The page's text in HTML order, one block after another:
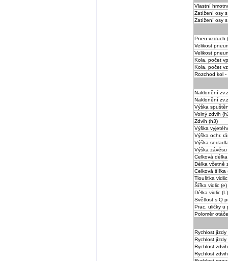
Vlastní
Zatížení osy
Zatížení osy
Pneu vzduch
Velikost
Velikost
Kola, počet
Kola, počet
Rozchod kol
Naklonění
Naklonění
Výška
Volný zdvih
Zdvih (h3)
Výška
Výška ochr.
Výška
Výška
Celková
Délka včetně
Celková šířka
Tloušťka vidlic
Šířka vidlic (e)
Délka vidlic (L)
Světlost s Q
Prac. uličky u
Poloměr
Rychlost jízdy
Rychlost jízdy
Rychlost
Rychlost